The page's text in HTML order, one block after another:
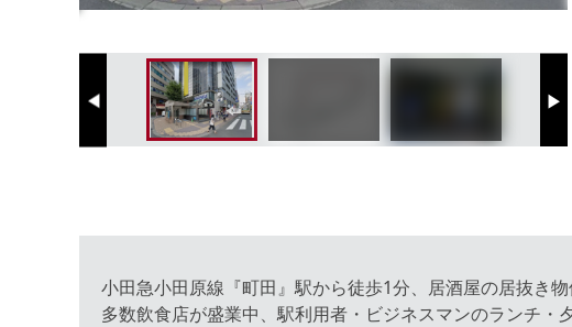
Previous Next
小田急小田原線『町田』駅から徒歩1分、居酒屋の居抜き
多数飲食店が盛業中、駅利用者・ビジネスマンのランチ・